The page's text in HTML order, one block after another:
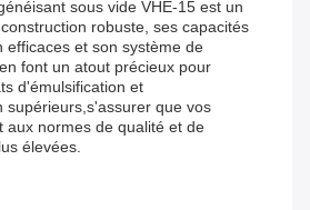
sous vide VHE-15 est un
robuste, ses capacités
efficaces et son système de
font un atout précieux pour
d'émulsification et
supérieurs,s'assurer que vos
aux normes de qualité et de
élevées.